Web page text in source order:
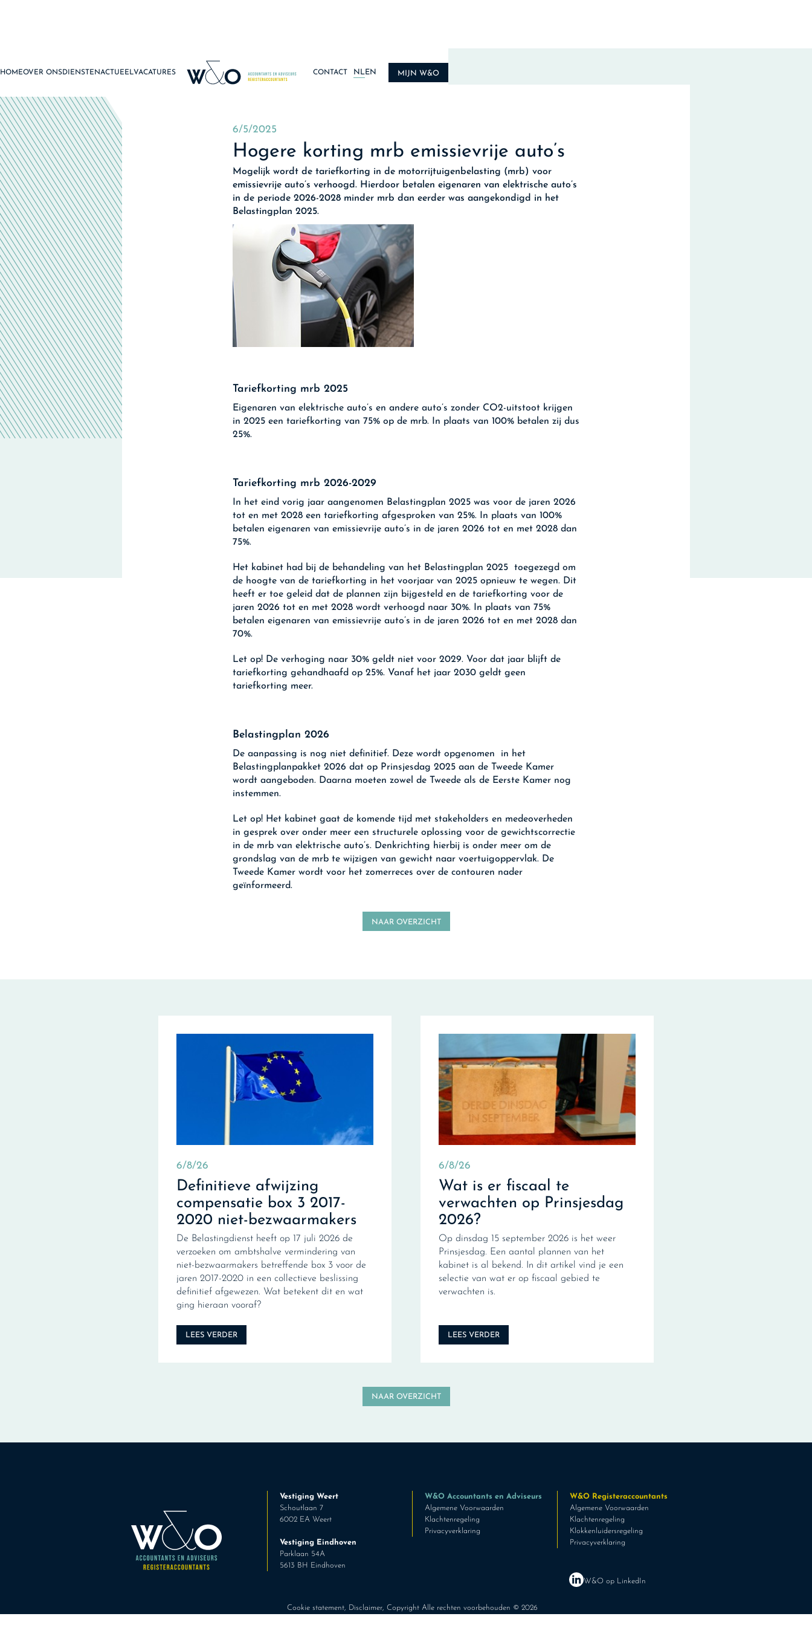
HOMEOVER ONSDIENSTENACTUEELVACATURES CONTACT NL EN MIJN W&O
6/5/2025
Hogere korting mrb emissievrije auto’s
Mogelijk wordt de tariefkorting in de motorrijtuigenbelasting (mrb) voor
emissievrije auto’s verhoogd. Hierdoor betalen eigenaren van elektrische auto’s
in de periode 2026-2028 minder mrb dan eerder was aangekondigd in het
Belastingplan 2025.
Tariefkorting mrb 2025
Eigenaren van elektrische auto’s en andere auto’s zonder CO2-uitstoot krijgen
in 2025 een tariefkorting van 75% op de mrb. In plaats van 100% betalen zij dus
25%.
Tariefkorting mrb 2026-2029
In het eind vorig jaar aangenomen Belastingplan 2025 was voor de jaren 2026
tot en met 2028 een tariefkorting afgesproken van 25%. In plaats van 100%
betalen eigenaren van emissievrije auto’s in de jaren 2026 tot en met 2028 dan
75%.
Het kabinet had bij de behandeling van het Belastingplan 2025 toegezegd om
de hoogte van de tariefkorting in het voorjaar van 2025 opnieuw te wegen. Dit
heeft er toe geleid dat de plannen zijn bijgesteld en de tariefkorting voor de
jaren 2026 tot en met 2028 wordt verhoogd naar 30%. In plaats van 75%
betalen eigenaren van emissievrije auto’s in de jaren 2026 tot en met 2028 dan
70%.
Let op! De verhoging naar 30% geldt niet voor 2029. Voor dat jaar blijft de
tariefkorting gehandhaafd op 25%. Vanaf het jaar 2030 geldt geen
tariefkorting meer.
Belastingplan 2026
De aanpassing is nog niet definitief. Deze wordt opgenomen in het
Belastingplanpakket 2026 dat op Prinsjesdag 2025 aan de Tweede Kamer
wordt aangeboden. Daarna moeten zowel de Tweede als de Eerste Kamer nog
instemmen.
Let op! Het kabinet gaat de komende tijd met stakeholders en medeoverheden
in gesprek over onder meer een structurele oplossing voor de gewichtscorrectie
in de mrb van elektrische auto’s. Denkrichting hierbij is onder meer om de
grondslag van de mrb te wijzigen van gewicht naar voertuigoppervlak. De
Tweede Kamer wordt voor het zomerreces over de contouren nader
geïnformeerd.
NAAR OVERZICHT
6/8/26
Definitieve afwijzing
compensatie box 3 2017-
2020 niet-bezwaarmakers
De Belastingdienst heeft op 17 juli 2026 de
verzoeken om ambtshalve vermindering van
niet-bezwaarmakers betreffende box 3 voor de
jaren 2017-2020 in een collectieve beslissing
definitief afgewezen. Wat betekent dit en wat
ging hieraan vooraf?
LEES VERDER
6/8/26
Wat is er fiscaal te
verwachten op Prinsjesdag
2026?
Op dinsdag 15 september 2026 is het weer
Prinsjesdag. Een aantal plannen van het
kabinet is al bekend. In dit artikel vind je een
selectie van wat er op fiscaal gebied te
verwachten is.
LEES VERDER
NAAR OVERZICHT
Vestiging Weert
Schoutlaan 7
6002 EA Weert
Vestiging Eindhoven
Parklaan 54A
5613 BH Eindhoven
W&O Accountants en Adviseurs
Algemene Voorwaarden
Klachtenregeling
Privacyverklaring
W&O Registeraccountants
Algemene Voorwaarden
Klachtenregeling
Klokkenluidersregeling
Privacyverklaring
W&O op LinkedIn
Cookie statement, Disclaimer, Copyright Alle rechten voorbehouden © 2026